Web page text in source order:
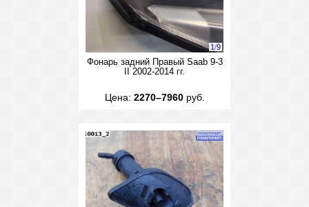
1/9
Фонарь задний Правый Saab 9-3
II 2002-2014 гг.
Цена: 2270–7960руб.